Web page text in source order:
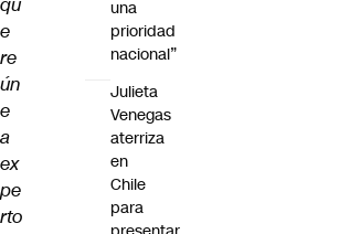
e
re
ún
e
a
ex
pe
rto
una
prioridad
nacional”
Julieta
Venegas
aterriza
en
Chile
para